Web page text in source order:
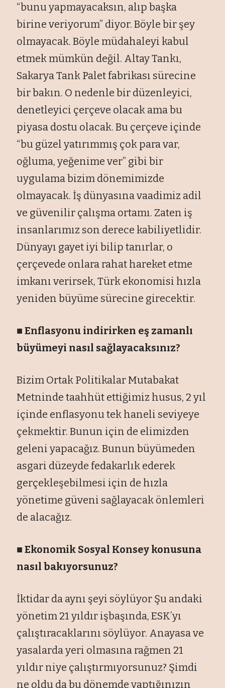
“bunu yapmayacaksın, alıp başka
birine veriyorum” diyor. Böyle bir şey
olmayacak. Böyle müdahaleyi kabul
etmek mümkün değil. Altay Tankı,
Sakarya Tank Palet fabrikası sürecine
bir bakın. O nedenle bir düzenleyici,
denetleyici çerçeve olacak ama bu
piyasa dostu olacak. Bu çerçeve içinde
“bu güzel yatırımmış çok para var,
oğluma, yeğenime ver” gibi bir
uygulama bizim dönemimizde
olmayacak. İş dünyasına vaadimiz adil
ve güvenilir çalışma ortamı. Zaten iş
insanlarımız son derece kabiliyetlidir.
Dünyayı gayet iyi bilip tanırlar, o
çerçevede onlara rahat hareket etme
imkanı verirsek, Türk ekonomisi hızla
yeniden büyüme sürecine girecektir.
■ Enflasyonu indirirken eş zamanlı
büyümeyi nasıl sağlayacaksınız?
Bizim Ortak Politikalar Mutabakat
Metninde taahhüt ettiğimiz husus, 2 yıl
içinde enflasyonu tek haneli seviyeye
çekmektir. Bunun için de elimizden
geleni yapacağız. Bunun büyümeden
asgari düzeyde fedakarlık ederek
gerçekleşebilmesi için de hızla
yönetime güveni sağlayacak önlemleri
de alacağız.
■ Ekonomik Sosyal Konsey konusuna
nasıl bakıyorsunuz?
İktidar da aynı şeyi söylüyor Şu andaki
yönetim 21 yıldır işbaşında, ESK’yı
çalıştıracaklarını söylüyor. Anayasa ve
yasalarda yeri olmasına rağmen 21
yıldır niye çalıştırmıyorsunuz? Şimdi
ne oldu da bu dönemde yaptığınızın